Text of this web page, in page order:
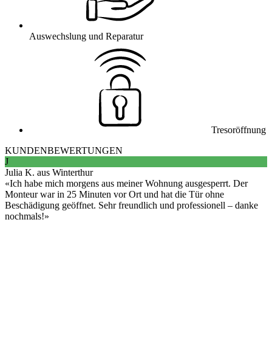
Auswechslung und Reparatur
Tresoröffnung
KUNDENBEWERTUNGEN
J
Julia K. aus Winterthur
Ich habe mich morgens aus meiner Wohnung ausgesperrt. Der
Monteur war in 25 Minuten vor Ort und hat die Tür ohne
Beschädigung geöffnet. Sehr freundlich und professionell – danke
nochmals!